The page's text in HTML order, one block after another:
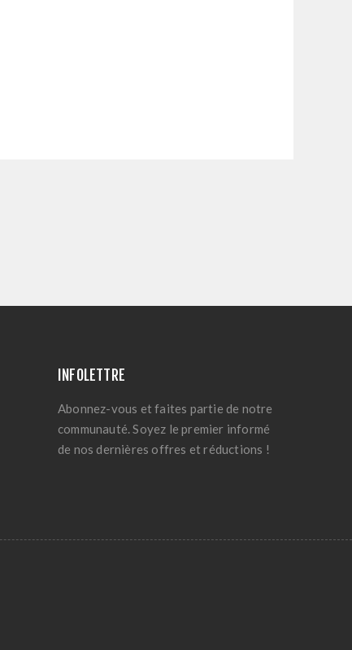
INFOLETTRE
Abonnez-vous et faites partie de notre
communauté. Soyez le premier informé
de nos dernières offres et réductions !